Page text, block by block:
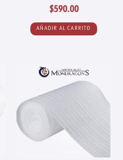
$590.00
AÑADIR AL CARRITO